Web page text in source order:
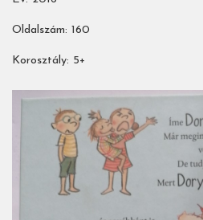
Oldalszám: 160
Korosztály: 5+